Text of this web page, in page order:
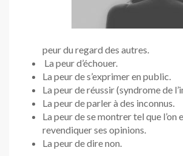
peur du regard des autres.
La peur d’échouer.
La peur de s’exprimer en public.
La peur de réussir (syndrome de
La peur de parler à des inconnus.
La peur de se montrer tel que l’on
revendiquer ses opinions.
La peur de dire non.